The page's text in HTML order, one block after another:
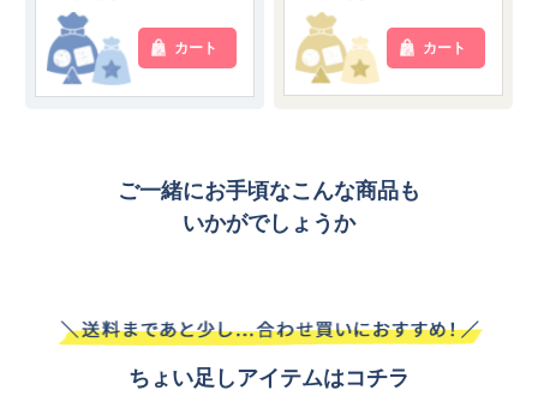
カート カート
ご一緒にお手頃なこんな商品も
いかがでしょうか
ちょい足しアイテムはコチラ